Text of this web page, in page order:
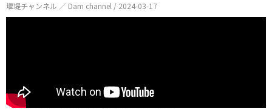
堰堤チャンネル ／ Dam channel / 2024-03-17